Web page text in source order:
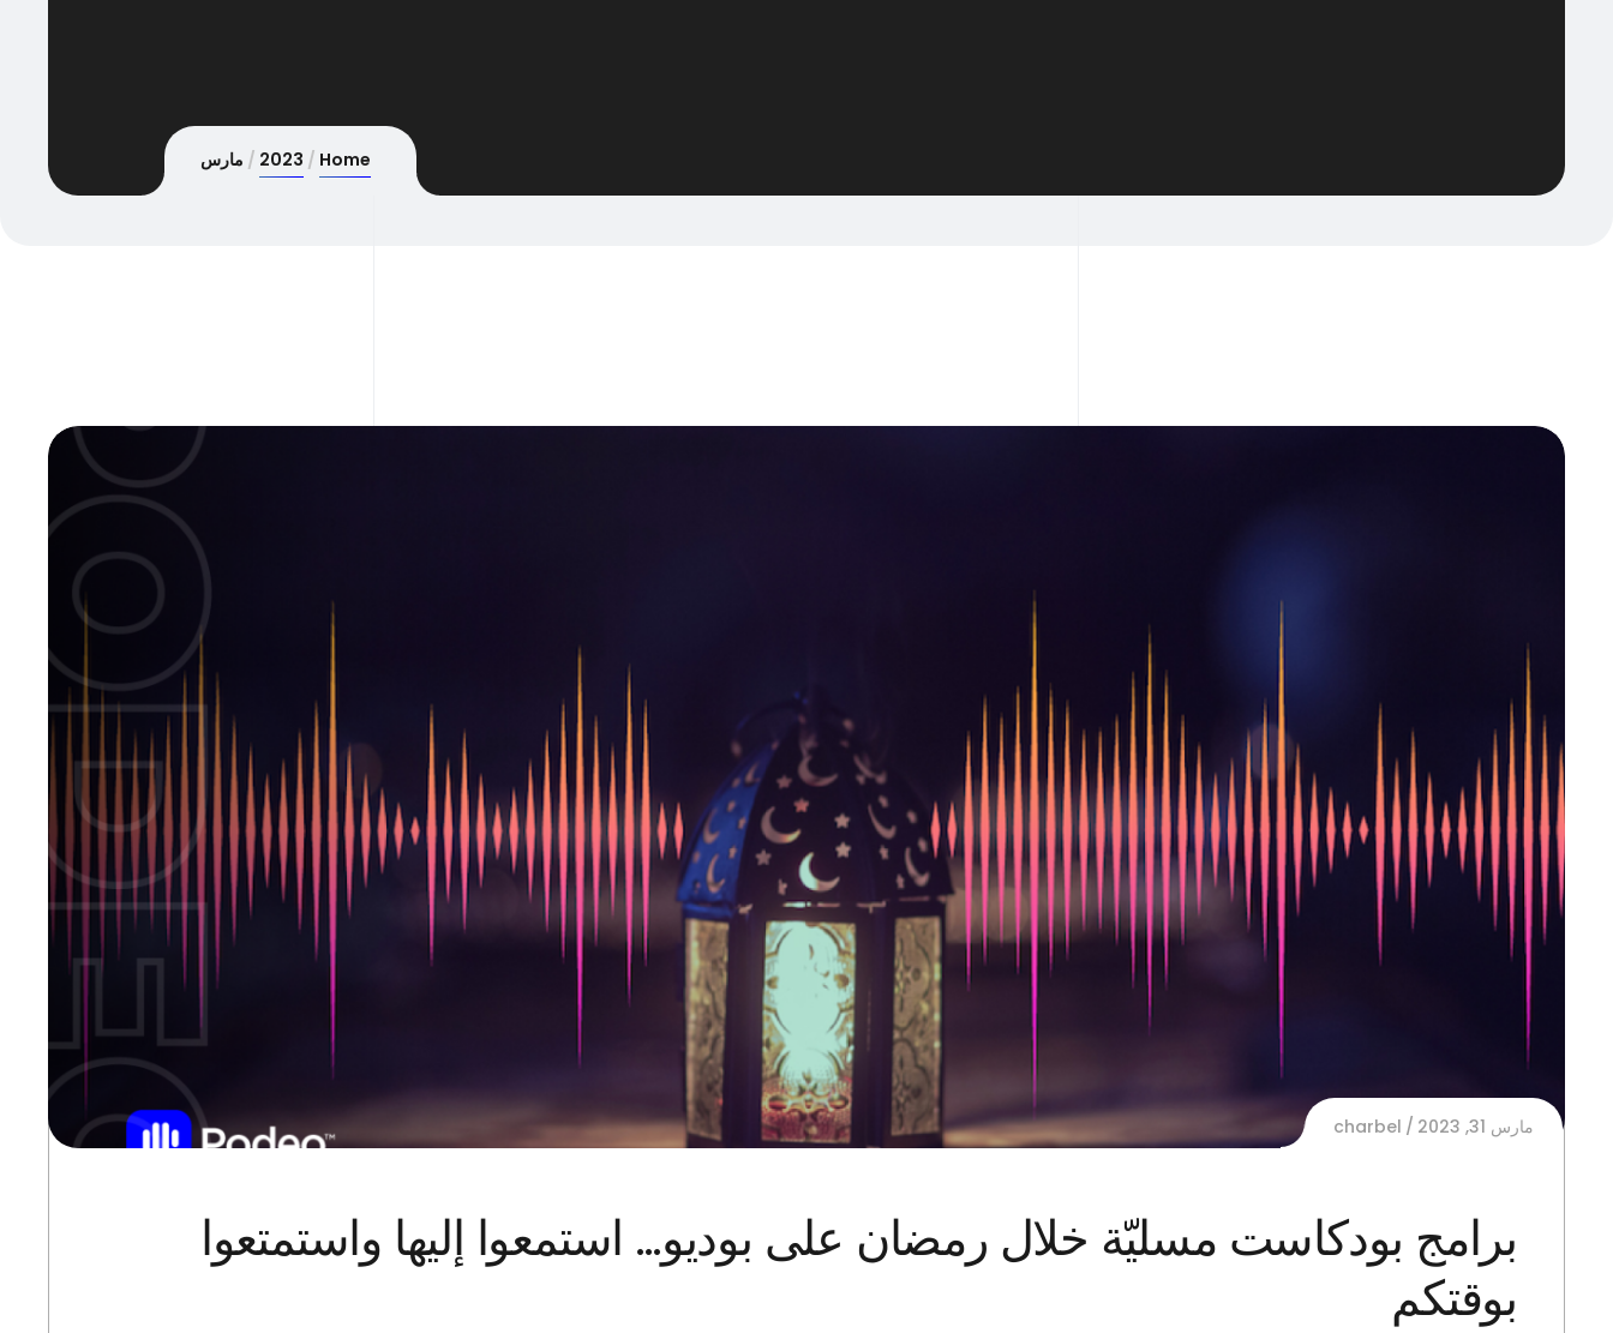
Home
2023 مارس
مارس 31, 2023 charbel
برامج بودكاست مسليّة خلال رمضان على بوديو… استمعوا إليها واستمتعوا
بوقتكم